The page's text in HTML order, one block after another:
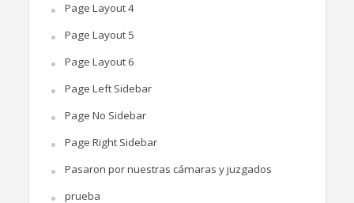
Page Layout 4
Page Layout 5
Page Layout 6
Page Left Sidebar
Page No Sidebar
Page Right Sidebar
Pasaron por nuestras cámaras y juzgados
prueba